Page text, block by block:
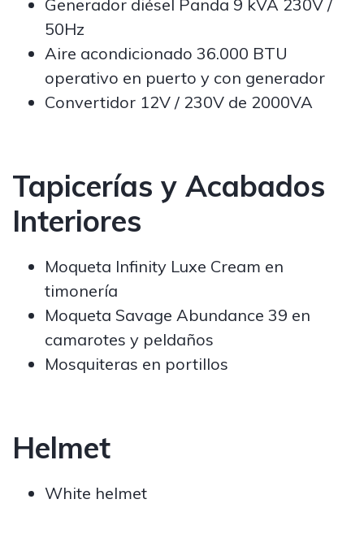
Generador diésel Panda 9 kVA 230V /
50Hz
Aire acondicionado 36.000 BTU
operativo en puerto y con generador
Convertidor 12V / 230V de 2000VA
Tapicerías y Acabados
Interiores
Moqueta Infinity Luxe Cream en
timonería
Moqueta Savage Abundance 39 en
camarotes y peldaños
Mosquiteras en portillos
Helmet
White helmet